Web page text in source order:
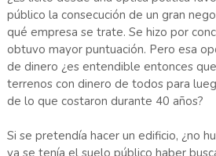
público la consecución de un gran
qué empresa se trate. Se hizo por
obtuvo mayor puntuación. Pero esa
de dinero ¿es entendible entonces
terrenos con dinero de todos para
de lo que costaron durante 40 años?
Si se pretendía hacer un edificio, ¿no